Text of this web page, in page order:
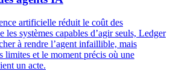
artificielle réduit le coût des
les systèmes capables d’agir seuls, Ledger
à rendre l’agent infaillible, mais
limites et le moment précis où une
un acte.